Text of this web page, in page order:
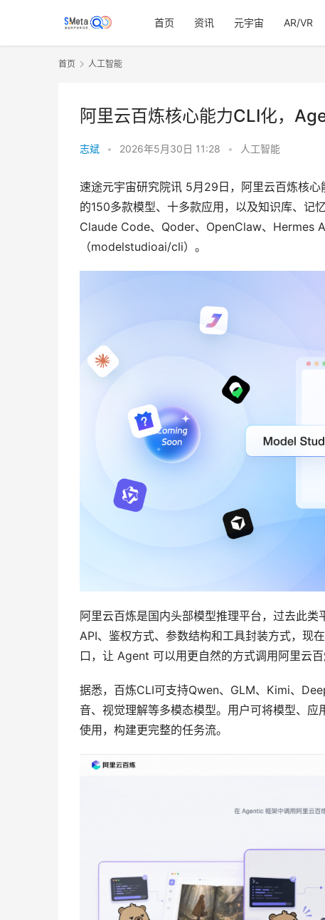
首页 资讯 元宇宙 AR/VR
首页 人工智能
阿里云百炼核心能力CLI化，
志斌 • 2026年5月30日 11:28 • 人工智能
速途元宇宙研究院讯 5月29日，阿里云百炼核
的150多款模型、十多款应用，以及知识库、记
Claude Code、Qoder、OpenClaw、Hermes
（modelstudioai/cli）。
阿里云百炼是国内头部模型推理平台，过去此
API、鉴权方式、参数结构和工具封装方式，现
口，让 Agent 可以用更自然的方式调用阿里云百
据悉，百炼CLI可支持Qwen、GLM、Kimi、
音、视觉理解等多模态模型。用户可将模型、
使用，构建更完整的任务流。